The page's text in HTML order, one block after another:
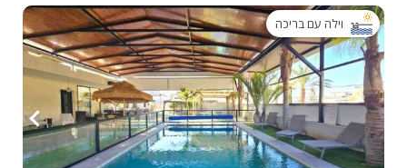
וילה עם בריכה